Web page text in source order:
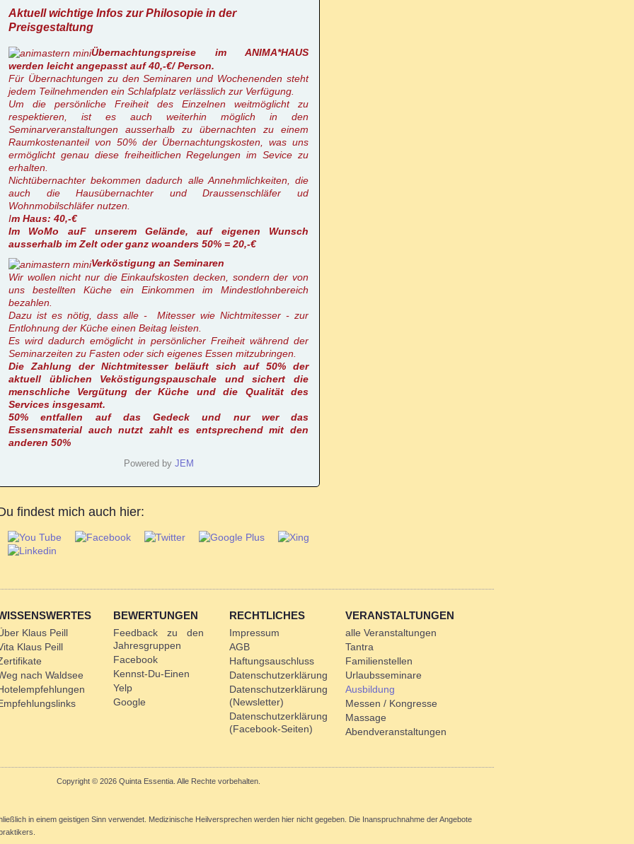
Aktuell wichtige Infos zur Philosopie in der
Preisgestaltung
Übernachtungspreise im ANIMA*HAUS
werden leicht angepasst auf 40,-€/ Person.
Für Übernachtungen zu den Seminaren und Wochenenden steht
jedem Teilnehmenden ein Schlafplatz verlässlich zur Verfügung.
Um die persönliche Freiheit des Einzelnen weitmöglicht zu
respektieren, ist es auch weiterhin möglich in den
Seminarveranstaltungen ausserhalb zu übernachten zu einem
Raumkostenanteil von 50% der Übernachtungskosten, was uns
ermöglicht genau diese freiheitlichen Regelungen im Sevice zu
erhalten.
Nichtübernachter bekommen dadurch alle Annehmlichkeiten, die
auch die Hausübernachter und Draussenschläfer ud
Wohnmobilschläfer nutzen.
Im Haus: 40,-€
Im WoMo auF unserem Gelände, auf eigenen Wunsch
ausserhalb im Zelt oder ganz woanders 50% = 20,-€
Verköstigung an Seminaren
Wir wollen nicht nur die Einkaufskosten decken, sondern der von
uns bestellten Küche ein Einkommen im Mindestlohnbereich
bezahlen.
Dazu ist es nötig, dass alle - Mitesser wie Nichtmitesser - zur
Entlohnung der Küche einen Beitag leisten.
Es wird dadurch emöglicht in persönlicher Freiheit während der
Seminarzeiten zu Fasten oder sich eigenes Essen mitzubringen.
Die Zahlung der Nichtmitesser beläuft sich auf 50% der
aktuell üblichen Veköstigungspauschale und sichert die
menschliche Vergütung der Küche und die Qualität des
Services insgesamt.
50% entfallen auf das Gedeck und nur wer das
Essensmaterial auch nutzt zahlt es entsprechend mit den
anderen 50%
Powered by JEM
findest mich auch hier:
Klaus Peill
Klaus Peill
nach Waldsee
BEWERTUNGEN
Feedback zu den
Jahresgruppen
Facebook
Kennst-Du-Einen
Yelp
Google
RECHTLICHES
Impressum
AGB
Haftungsauschluss
Datenschutzerklärung
Datenschutzerklärung
(Newsletter)
Datenschutzerklärung
(Facebook-Seiten)
VERANSTALTUNGEN
alle Veranstaltungen
Tantra
Familienstellen
Urlaubsseminare
Ausbildung
Messen / Kongresse
Massage
Abendveranstaltungen
Copyright © 2026 Quinta Essentia. Alle Rechte vorbehalten.
in einem geistigen Sinn verwendet. Medizinische Heilversprechen werden hier nicht gegeben. Die Inanspruchnahme der Angebote